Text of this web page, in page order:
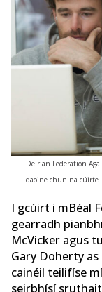
Deir an Federation
daoine chun na cúirte
I gcúirt i mBéal
gearradh
McVicker agus
Gary Doherty
cainéil teilifíse
seirbhísí